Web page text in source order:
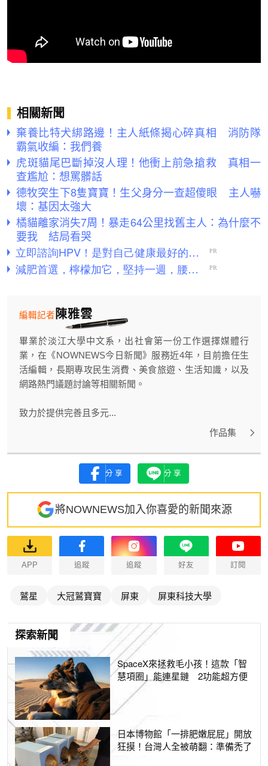
相關新聞
棄養比特犬綁路邊！主人紙條揭心碎真相 消防隊
霸氣收編：我們養
虎斑貓尾巴斷掉沒人理！他衝上前急搶救 真相一
查尷尬：想罵髒話
德牧突生下8隻寶寶！生父身分一查超傻眼 主人嚇
壞：基因太強大
橘貓離家消失7周！暴走64公里找舊主人：為什麼不
要我 結局看哭
陳雅雲
編輯記者
畢業於淡江大學中文系，出社會第一份工作選擇媒體行
業，在《NOWNEWS今日新聞》服務近4年，目前擔任生
活編輯，長期專攻民生消費、美食旅遊、生活知識，以及
網路熱門議題討論等相關新聞。
致力於提供完善且多元...
作品集
分享 分享
將NOWNEWS加入你喜愛的新聞來源
APP 追蹤 追蹤 好友 訂閱
鷲星 大冠鷲寶寶 屏東 屏東科技大學
探索新聞
SpaceX來拯救毛小孩！這款「智
慧項圈」能連星鏈 2功能超方便
日本博物館「一排肥嫩屁屁」開放
狂摸！台灣人全被萌翻：準備禿了